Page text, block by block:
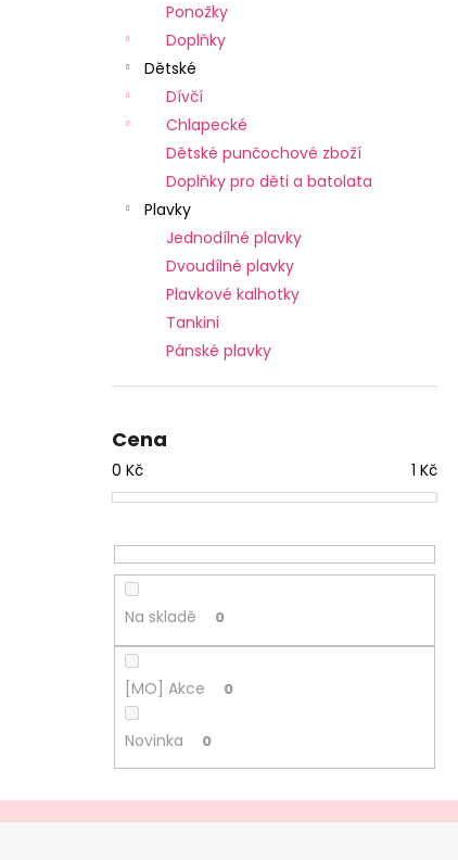
Ponožky
Doplňky
Dětské
Dívčí
Chlapecké
Dětské punčochové zboží
Doplňky pro děti a batolata
Plavky
Jednodílné plavky
Dvoudílné plavky
Plavkové kalhotky
Tankini
Pánské plavky
Cena
0 Kč 1 Kč
Na skladě 0
[MO] Akce 0
Novinka 0